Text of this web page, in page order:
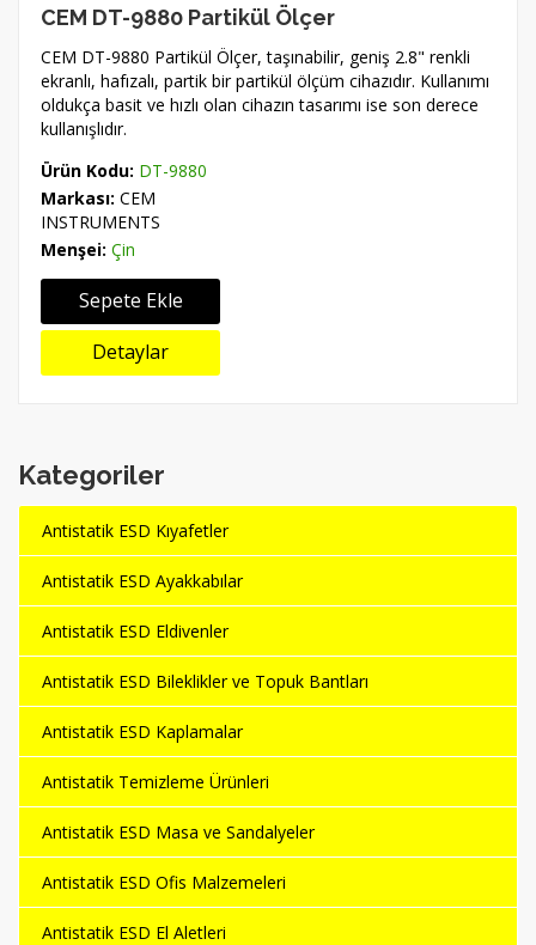
CEM DT-9880 Partikül Ölçer
CEM DT-9880 Partikül Ölçer, taşınabilir, geniş 2.8" renkli
ekranlı, hafızalı, partik bir partikül ölçüm cihazıdır. Kullanımı
oldukça basit ve hızlı olan cihazın tasarımı ise son derece
kullanışlıdır.
Ürün Kodu: DT-9880
Markası: CEM
INSTRUMENTS
Menşei: Çin
Sepete Ekle
Detaylar
Kategoriler
Antistatik ESD Kıyafetler
Antistatik ESD Ayakkabılar
Antistatik ESD Eldivenler
Antistatik ESD Bileklikler ve Topuk Bantları
Antistatik ESD Kaplamalar
Antistatik Temizleme Ürünleri
Antistatik ESD Masa ve Sandalyeler
Antistatik ESD Ofis Malzemeleri
Antistatik ESD El Aletleri